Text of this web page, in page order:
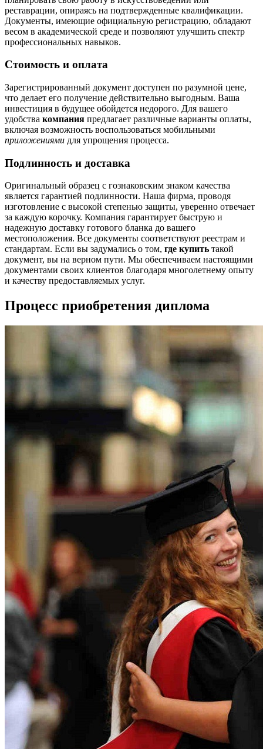
реставрации, опираясь на подтвержденные квалификации.
Документы, имеющие официальную регистрацию, обладают
весом в академической среде и позволяют улучшить спектр
профессиональных навыков.
Стоимость и оплата
Зарегистрированный документ доступен по разумной цене,
что делает его получение действительно выгодным. Ваша
инвестиция в будущее обойдется недорого. Для вашего
удобства компания предлагает различные варианты оплаты,
включая возможность воспользоваться мобильными
приложениями для упрощения процесса.
Подлинность и доставка
Оригинальный образец с гознаковским знаком качества
является гарантией подлинности. Наша фирма, проводя
изготовление с высокой степенью защиты, уверенно отвечает
за каждую корочку. Компания гарантирует быструю и
надежную доставку готового бланка до вашего
местоположения. Все документы соответствуют реестрам и
стандартам. Если вы задумались о том, где купить такой
документ, вы на верном пути. Мы обеспечиваем настоящими
документами своих клиентов благодаря многолетнему опыту
и качеству предоставляемых услуг.
Процесс приобретения диплома